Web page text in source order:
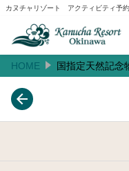
カヌチャリゾート アクティビティ予
予約確認
HOME 国指定天然記念